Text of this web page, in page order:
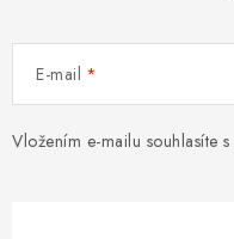
E-mail
Vložením e-mailu souhlasíte s